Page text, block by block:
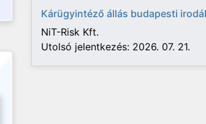
Kárügyintéző állás budapesti
NiT-Risk Kft.
Utolsó jelentkezés: 2026. 07. 21.